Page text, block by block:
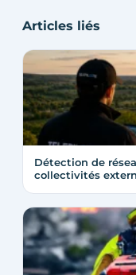
Articles liés
Détection de
collectivités